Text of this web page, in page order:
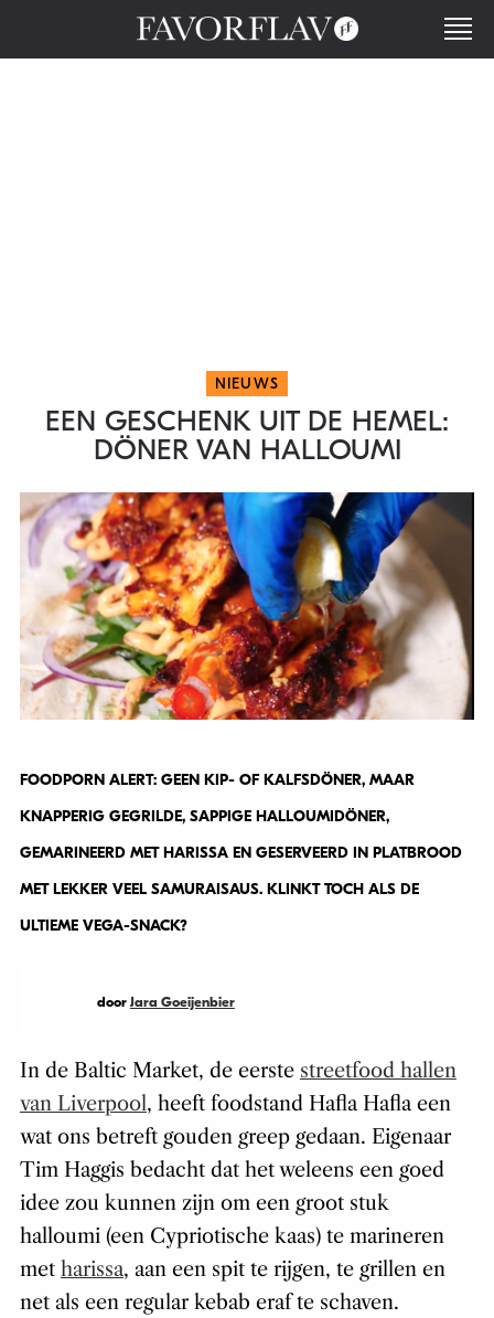
NIEUWS
EEN GESCHENK UIT DE HEMEL:
DÖNER VAN HALLOUMI
FOODPORN ALERT: GEEN KIP- OF KALFSDÖNER, MAAR
KNAPPERIG GEGRILDE, SAPPIGE HALLOUMIDÖNER,
GEMARINEERD MET HARISSA EN GESERVEERD IN PLATBROOD
MET LEKKER VEEL SAMURAISAUS. KLINKT TOCH ALS DE
ULTIEME VEGA-SNACK?
door Jara Goeijenbier
In de Baltic Market, de eerste streetfood hallen
van Liverpool, heeft foodstand Hafla Hafla een
wat ons betreft gouden greep gedaan. Eigenaar
Tim Haggis bedacht dat het weleens een goed
idee zou kunnen zijn om een groot stuk
halloumi (een Cypriotische kaas) te marineren
met harissa, aan een spit te rijgen, te grillen en
net als een regularkebab eraf te schaven.